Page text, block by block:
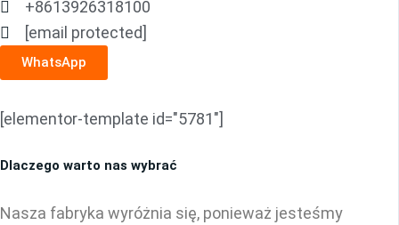
+8613926318100
[email protected]
WhatsApp
[elementor-template id="5781"]
Dlaczego warto nas wybrać
Nasza fabryka wyróżnia się, ponieważ jesteśmy